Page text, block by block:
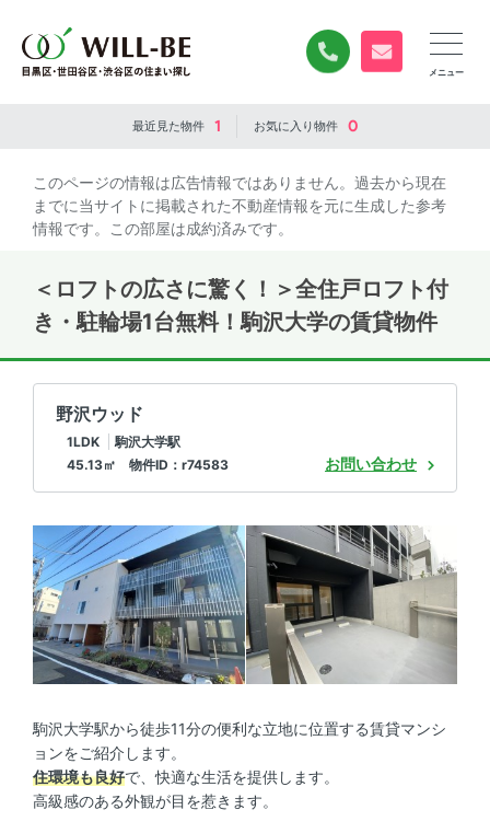
0120-840-834
無料お問い合
最近見た物件 1 お気に入り物件 0
このページの情報は広告情報ではありません。過去から現在
までに当サイトに掲載された不動産情報を元に生成した参考
情報です。この部屋は成約済みです。
＜ロフトの広さに驚く！＞全住戸ロフト付
き・駐輪場1台無料！駒沢大学の賃貸物件
野沢ウッド
1LDK
駒沢大学駅
45.13㎡ 物件ID：r74583
お問い合わせ
駒沢大学駅から徒歩11分の便利な立地に位置する賃貸マンシ
ョンをご紹介します。
住環境も良好で、快適な生活を提供します。
高級感のある外観が目を惹きます。